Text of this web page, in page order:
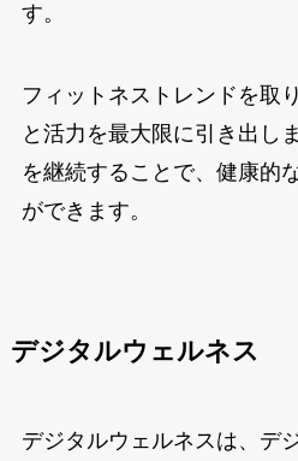
す。
フィットネストレンドを取
と活力を最大限に引き出し
を継続することで、健康的
ができます。
デジタルウェルネス
デジタルウェルネスは、デ